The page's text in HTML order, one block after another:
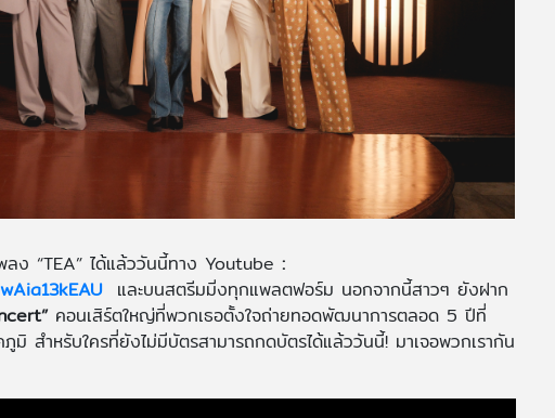
ง “TEA” ได้แล้ววันนี้ทาง Youtube :
และบนสตรีมมิ่งทุกแพลตฟอร์ม นอกจากนี้สาวๆ ยังฝาก
คอนเสิร์ตใหญ่ที่พวกเธอตั้งใจถ่ายทอดพัฒนาการตลอด 5 ปีที่
สำหรับใครที่ยังไม่มีบัตรสามารถกดบัตรได้แล้ววันนี้! มาเจอพวกเรากัน